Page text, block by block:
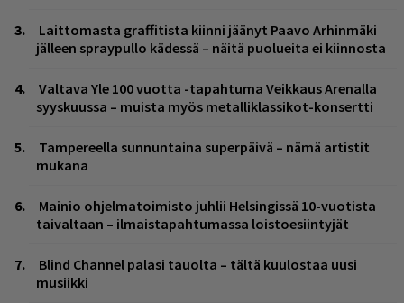
Laittomasta graffitista kiinni jäänyt Paavo Arhinmäki
jälleen spraypullo kädessä – näitä puolueita ei kiinnosta
Valtava Yle 100 vuotta -tapahtuma Veikkaus Arenalla
syyskuussa – muista myös metalliklassikot-konsertti
Tampereella sunnuntaina superpäivä – nämä artistit
mukana
Mainio ohjelmatoimisto juhlii Helsingissä 10-vuotista
taivaltaan – ilmaistapahtumassa loistoesiintyjät
Blind Channel palasi tauolta – tältä kuulostaa uusi
musiikki